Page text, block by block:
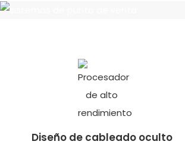
Diseño de cableado oculto